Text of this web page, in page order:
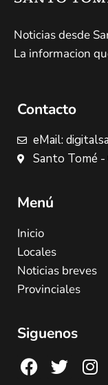
Noticias desde
La informacion
Contacto
eMail:
Santo Tomé
Menú
Inicio
Locales
Noticias breves
Provinciales
Siguenos